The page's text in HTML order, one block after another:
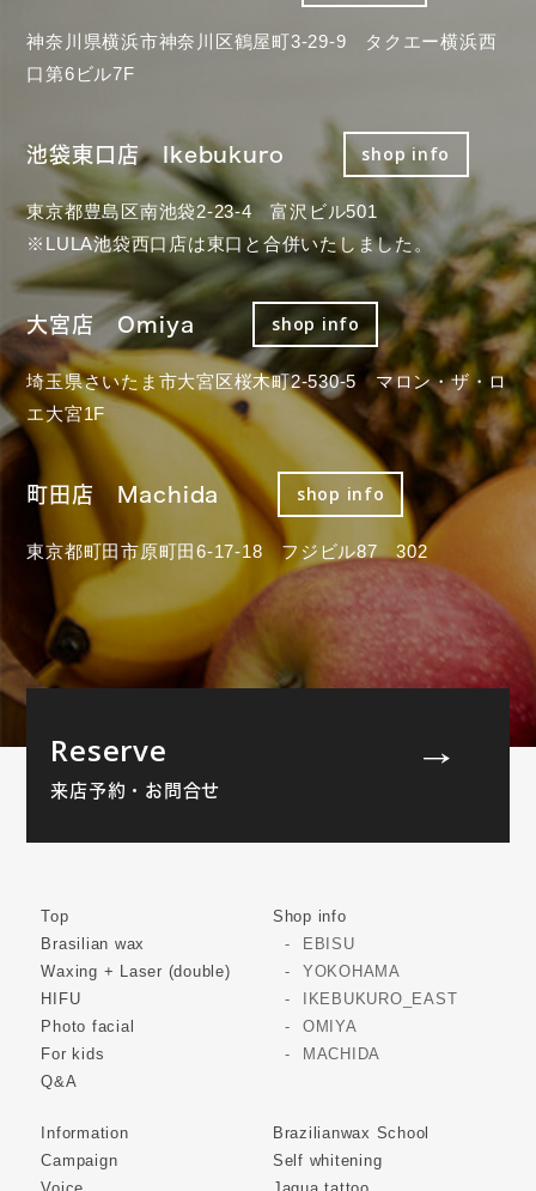
神奈川県横浜市神奈川区鶴屋町3-29-9 タクエー横浜西
口第6ビル7F
池袋東口店 Ikebukuro shop info
東京都豊島区南池袋2-23-4 富沢ビル501
※LULA池袋西口店は東口と合併いたしました。
大宮店 Omiya shop info
埼玉県さいたま市大宮区桜木町2-530-5 マロン・ザ・ロ
エ大宮1F
町田店 Machida shop info
東京都町田市原町田6-17-18 フジビル87 302
Reserve
来店予約・お問合せ
Top
Brasilian wax
Waxing + Laser (double)
HIFU
Photo facial
For kids
Q&A
Shop info
EBISU
YOKOHAMA
IKEBUKURO_EAST
OMIYA
MACHIDA
Information
Campaign
Brazilianwax School
Self whitening